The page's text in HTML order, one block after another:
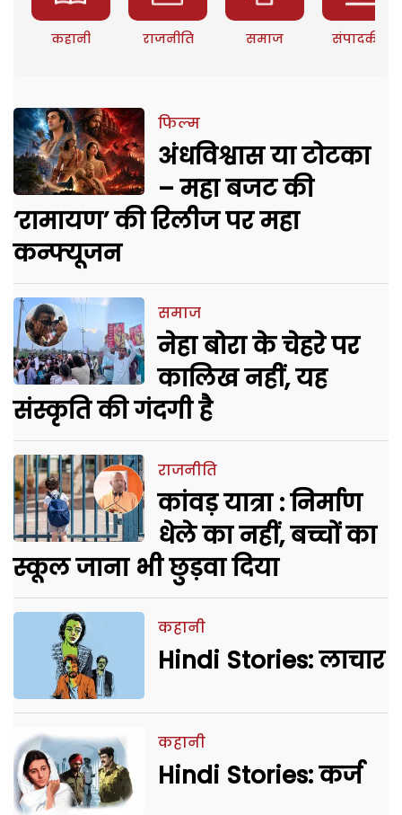
कहानी राजनीति समाज संपादकीय
फिल्म
अंधविश्वास या टोटका
– महा बजट की
‘रामायण’ की रिलीज पर महा
कन्फ्यूजन
समाज
नेहा बोरा के चेहरे पर
कालिख नहीं, यह
संस्कृति की गंदगी है
राजनीति
कांवड़ यात्रा : निर्माण
धेले का नहीं, बच्चों का
स्कूल जाना भी छुड़वा दिया
कहानी
Hindi Stories: लाचार
कहानी
Hindi Stories: कर्ज